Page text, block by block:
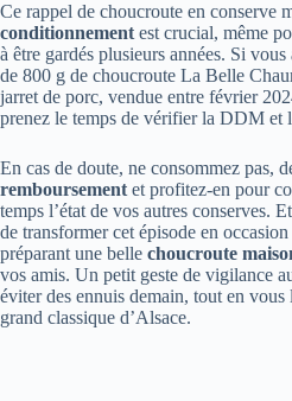
Ce rappel de choucroute en conserve
conditionnementest crucial, même
à être gardés plusieurs années. Si
de 800 g de choucroute La Belle
jarret de porc, vendue entre février
prenez le temps de vérifier la DDM et
En cas de doute, ne consommez pas,
remboursementet profitez-en pour
temps l’état de vos autres conserves.
de transformer cet épisode en
préparant une belle choucroute
vos amis. Un petit geste de vigilance
éviter des ennuis demain, tout en vous
grand classique d’Alsace.